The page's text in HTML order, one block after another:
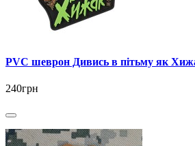
PVC шеврон Дивись в пітьму як
240грн